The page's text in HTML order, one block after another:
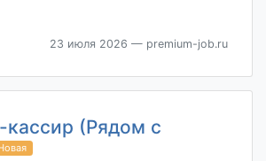
23 июля 2026 — premium-job.ru
кассир (Рядом с